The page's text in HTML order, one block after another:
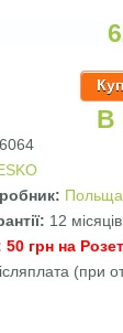
В
6064
Польща
12
50 грн на
(при